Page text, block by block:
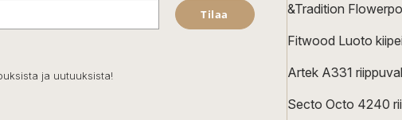
Tilaa
ja uutuuksista!
&Tradition
Fitwood Luoto
Artek A331
Secto Octo 4240